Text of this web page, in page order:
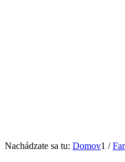
Nachádzate sa tu: Domov1 /